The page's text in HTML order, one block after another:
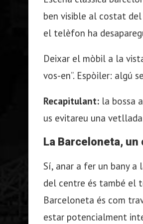
ben visible al costat del
el telèfon ha
Deixar el mòbil a la
vos-en”. Espòiler: algú
Recapitulant: la bossa
us evitareu una
La Barceloneta,
Sí, anar a fer un bany
del centre és també el
Barceloneta és com
estar potencialment